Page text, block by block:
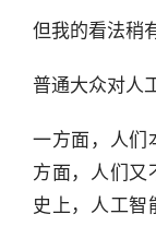
但我的看法稍
普通大众对人
一方面，人们
方面，人们又
史上，人工智